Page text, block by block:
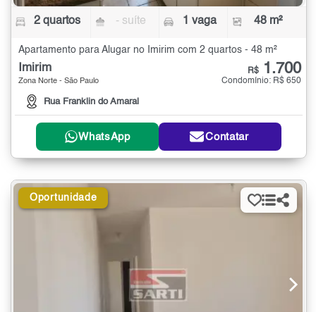
2 quartos - suíte 1 vaga 48 m²
Apartamento para Alugar no Imirim com 2 quartos - 48 m²
Imirim
Zona Norte - São Paulo
Rua Franklin do Amaral
R$ 1.700
Condomínio: R$ 650
WhatsApp Contatar
Oportunidade